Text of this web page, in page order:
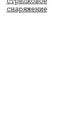
стрелковое
снаряжение